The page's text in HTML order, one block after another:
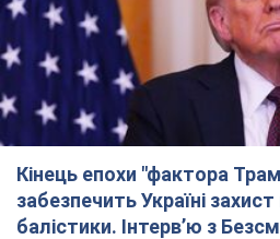
Кінець епохи "фактора
забезпечить Україні захист
балістики. Інтерв’ю з